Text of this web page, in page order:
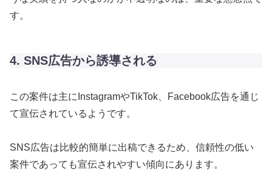
す。
4. SNS広告から誘導される
この案件は主にInstagramやTikTok、Facebook広告を通じ
て宣伝されているようです。
SNS広告は比較的簡単に出稿できるため、信頼性の低い
案件であっても宣伝されやすい傾向にあります。